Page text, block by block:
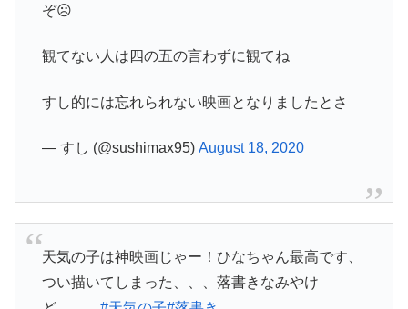
ぞ☹️
観てない人は四の五の言わずに観てね
すし的には忘れられない映画となりましたとさ
— すし (@sushimax95) August 18, 2020
天気の子は神映画じゃー！ひなちゃん最高です、
つい描いてしまった、、、落書きなみやけ